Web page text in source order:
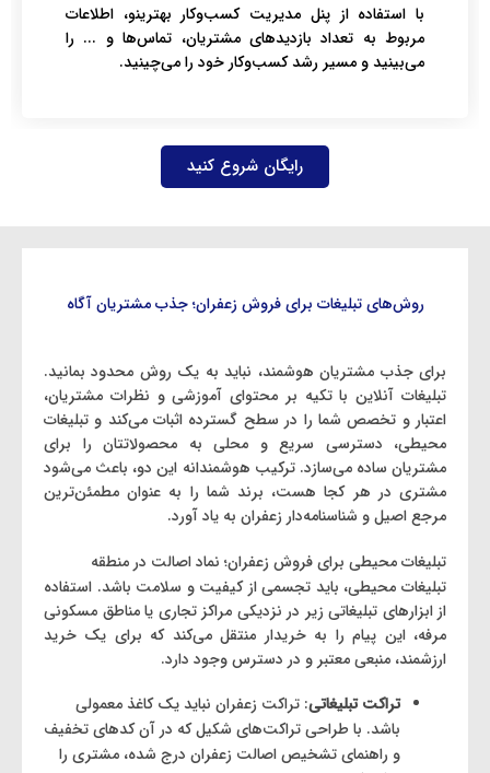
با استفاده از پنل مدیریت کسب‌وکار بهترینو، اطلاعات
مربوط به تعداد بازدیدهای مشتریان، تماس‌ها و ... را
می‌بینید و مسیر رشد کسب‌وکار خود را می‌چینید.
رایگان شروع کنید
روش‌های تبلیغات برای فروش زعفران؛ جذب مشتریان آگاه
برای جذب مشتریان هوشمند، نباید به یک روش محدود بمانید.
تبلیغات آنلاین با تکیه بر محتوای آموزشی و نظرات مشتریان،
اعتبار و تخصص شما را در سطح گسترده اثبات می‌کند و تبلیغات
محیطی، دسترسی سریع و محلی به محصولاتتان را برای
مشتریان ساده می‌سازد. ترکیب هوشمندانه‌ این دو، باعث می‌شود
مشتری در هر کجا هست، برند شما را به عنوان مطمئن‌ترین
مرجع اصیل و شناسنامه‌دار زعفران به یاد آورد.
تبلیغات محیطی برای فروش زعفران؛ نماد اصالت در منطقه
تبلیغات محیطی، باید تجسمی از کیفیت و سلامت باشد. استفاده
از ابزارهای تبلیغاتی زیر در نزدیکی مراکز تجاری یا مناطق مسکونی
مرفه، این پیام را به خریدار منتقل می‌کند که برای یک خرید
ارزشمند، منبعی معتبر و در دسترس وجود دارد.
تراکت تبلیغاتی: تراکت زعفران نباید یک کاغذ معمولی
باشد. با طراحی تراکت‌های شکیل که در آن کدهای تخفیف
و راهنمای تشخیص اصالت زعفران درج شده، مشتری را